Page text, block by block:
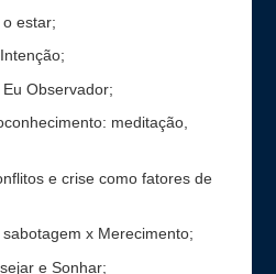
estar;
Observador;
meditação,
e crise como fatores de
x Merecimento;
e Sonhar;